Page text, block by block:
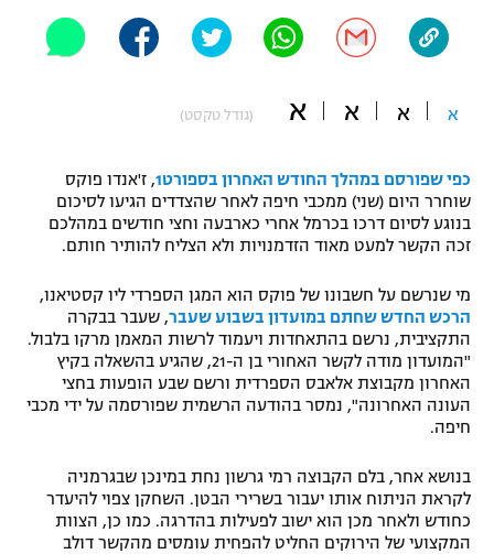
"מחצית בשכונה" – פודקאסט
משתתפים וזוכים בפרסים
תקנון משתתפים וזוכים בפרסים
תקנון עבור פעילות אלקטרה
טניס
גיימינג E-Sports
תנאי שימוש
מדיניות פרטיות
תקנון פעילות ספורט 1
רשיון להקרנה פומבית לבית עסק
אופניים
ספורט מוטורי
פוטבול אמריקאי NFL
בייסבול MLB
ספורט אתגרי ואקסטרים
אומנויות לחימה
גיימינג E-Sports
א א א א (גודל טקסט)
כפי שפורסם במהלך החודש האחרון בספורט1 , ז'אנדו פוקס
שוחרר היום (שני) ממכבי חיפה לאחר שהצדדים הגיעו לסיכום
בנוגע לסיום דרכו בכרמל אחרי כארבעה וחצי חודשים במהלכם
זכה הקשר למעט מאוד הזדמנויות ולא הצליח להותיר חותם.
מי שנרשם על חשבונו של פוקס הוא המגן הספרדי ליו קסטיאנו,
הרכש החדש שחתם במועדון בשבוע שעבר, שעבר בבקרה
התקציבית, נרשם בהתאחדות ויעמוד לרשות המאמן מרקו בלבול.
"המועדון מודה לקשר האחורי בן ה-21, שהגיע בהשאלה בקיץ
האחרון מקבוצת אלאבס הספרדית ורשם שבע הופעות בחצי
העונה האחרונה", נמסר בהודעה הרשמית שפורסמה על ידי מכבי
חיפה.
בנושא אחר, בלם הקבוצה רמי גרשון נחת במינכן שבגרמניה
לקראת הניתוח אותו יעבור בשרירי הבטן. השחקן צפוי להיעדר
כחודש ולאחר מכן הוא ישוב לפעילות בהדרגה. כמו כן, הצוות
המקצועי של הירוקים החליט להפחית עומסים מהקשר דולב